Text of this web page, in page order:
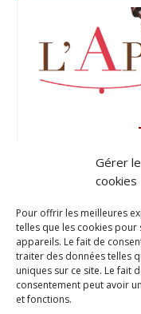
Gérer
cookies
Pour offrir les meilleures
telles que les cookies
appareils. Le fait de
traiter des données telles
uniques sur ce site. Le fait
consentement peut avoir
et fonctions.